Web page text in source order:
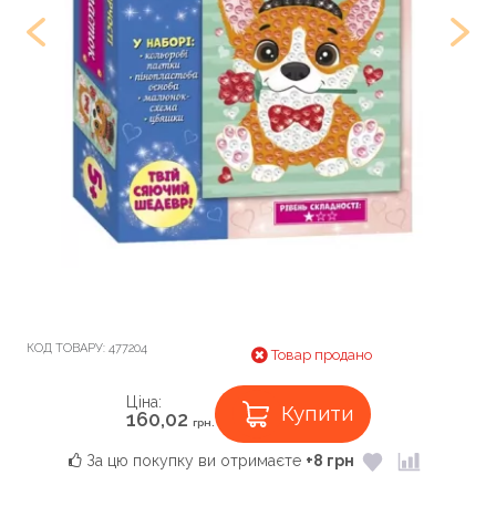
КОД ТОВАРУ: 477204 Товар продано
Ціна:
160,02 грн. Купити
За цю покупку ви отримаєте +8 грн